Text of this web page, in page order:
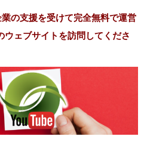
の支援を受けて完全無料で運営
ウェブサイトを訪問してくださ